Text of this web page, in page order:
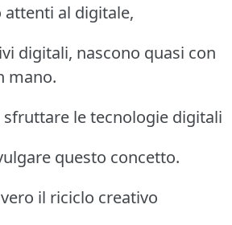
al digitale,
digitali, nascono quasi con
mano.
le tecnologie digitali
questo concetto.
il riciclo creativo